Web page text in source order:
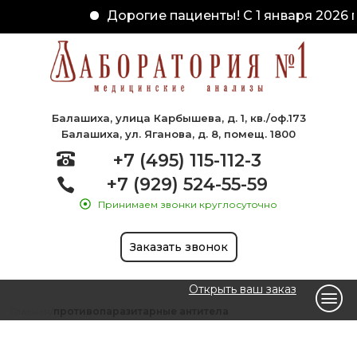
Дорогие пациенты! С 1 января 2026
Балашиха, улица Карбышева, д. 1, кв./оф.173
Балашиха, ул. Яганова, д. 8, помещ. 1800
+7 (495) 115-112-3
+7 (929) 524-55-59
Принимаем звонки круглосуточно
Заказать звонок
Открыть ваш заказ